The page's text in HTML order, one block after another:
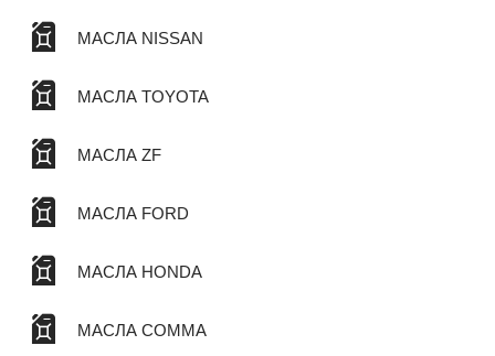
МАСЛА NISSAN
МАСЛА TOYOTA
МАСЛА ZF
МАСЛА FORD
МАСЛА HONDA
МАСЛА COMMA